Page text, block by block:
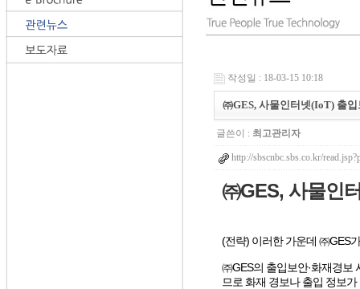
작성일 : 18-03-15 10:18
㈜GES, 사물인터넷(IoT) 출
글쓴이 : 최고관리자
http://sbscnbc.sbs.co.kr/
㈜GES, 사물인
(전략) 이러한 가운데 ㈜GES
㈜GES의 출입보안·화재경보
므로 화재 경보나 출입 정보